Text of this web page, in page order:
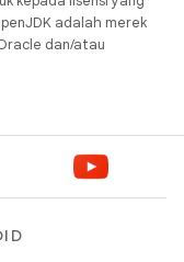
adalah merek
dan/atau